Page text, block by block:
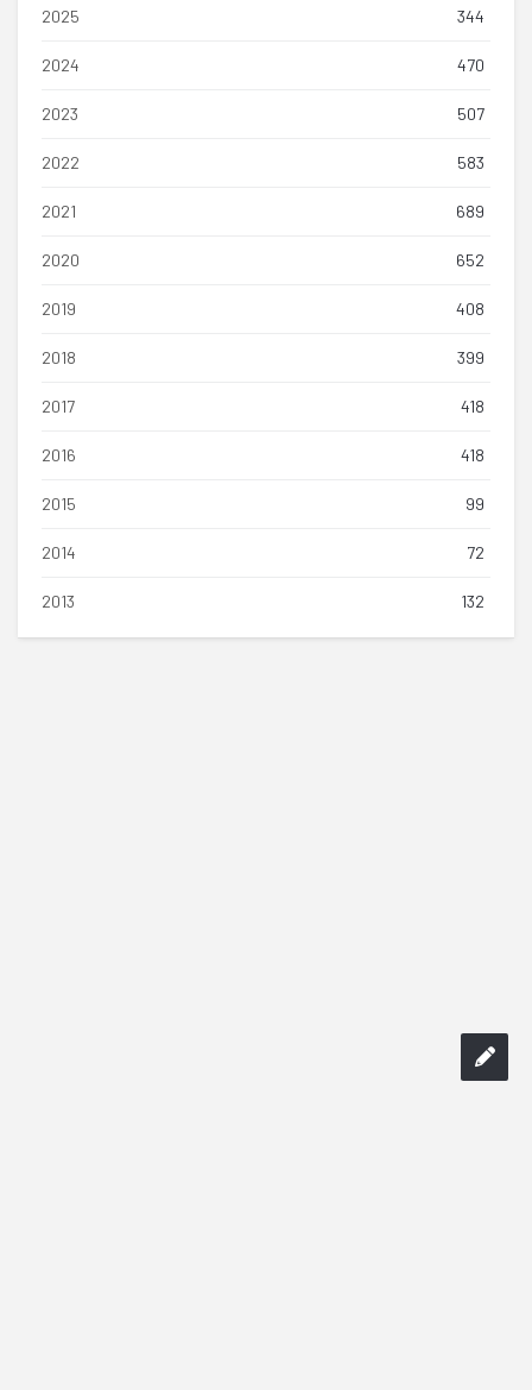
2025 344
2024 470
2023 507
2022 583
2021 689
2020 652
2019 408
2018 399
2017 418
2016 418
2015 99
2014 72
2013 132